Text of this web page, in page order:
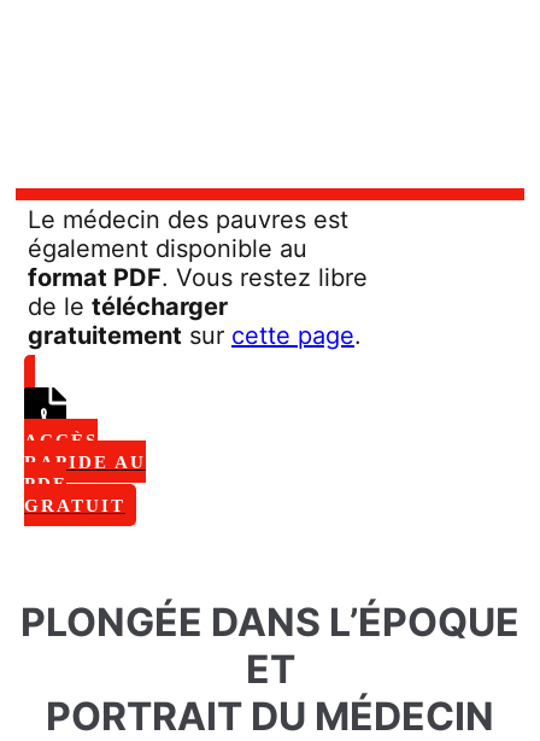
Le médecin des pauvres est
également disponible au
format PDF. Vous restez libre
de le télécharger
gratuitement sur cette page.
ACCÈS
RAPIDE AU
PDF
GRATUIT
PLONGÉE DANS L’ÉPOQUE
ET
PORTRAIT DU MÉDECIN